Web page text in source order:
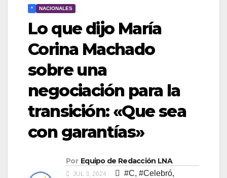
* NACIONALES
Lo que dijo María
Corina Machado
sobre una
negociación para la
transición: «Que sea
con garantías»
Por Equipo de Redacción LNA
JUL 3, 2024 #C, #Celebró,